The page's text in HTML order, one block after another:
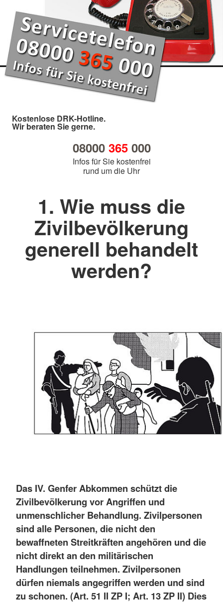
Kostenlose DRK-Hotline.
Wir beraten Sie gerne.
08000 365000
Infos für Sie kostenfrei
rund um die Uhr
1. Wie muss die
Zivilbevölkerung
generell behandelt
werden?
Das IV. Genfer Abkommen schützt die
Zivilbevölkerung vor Angriffen und
unmenschlicher Behandlung. Zivilpersonen
sind alle Personen, die nicht den
bewaffneten Streitkräften angehören und die
nicht direkt an den militärischen
Handlungen teilnehmen. Zivilpersonen
dürfen niemals angegriffen werden und sind
zu schonen. (Art. 51 II ZP I; Art. 13 ZP II) Dies